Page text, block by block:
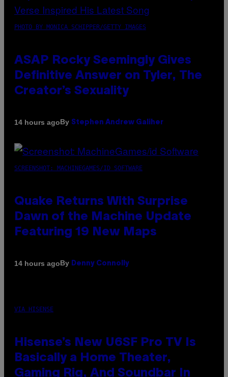
PHOTO BY MONICA SCHIPPER/GETTY IMAGES
ASAP Rocky Seemingly Gives
Definitive Answer on Tyler, The
Creator’s Sexuality
14 hours agoBy Stephen Andrew Galiher
SCREENSHOT: MACHINEGAMES/ID SOFTWARE
Quake Returns With Surprise
Dawn of the Machine Update
Featuring 19 New Maps
14 hours agoBy Denny Connolly
VIA HISENSE
Hisense’s New U6SF Pro TV Is
Basically a Home Theater,
Gaming Rig, And Soundbar In